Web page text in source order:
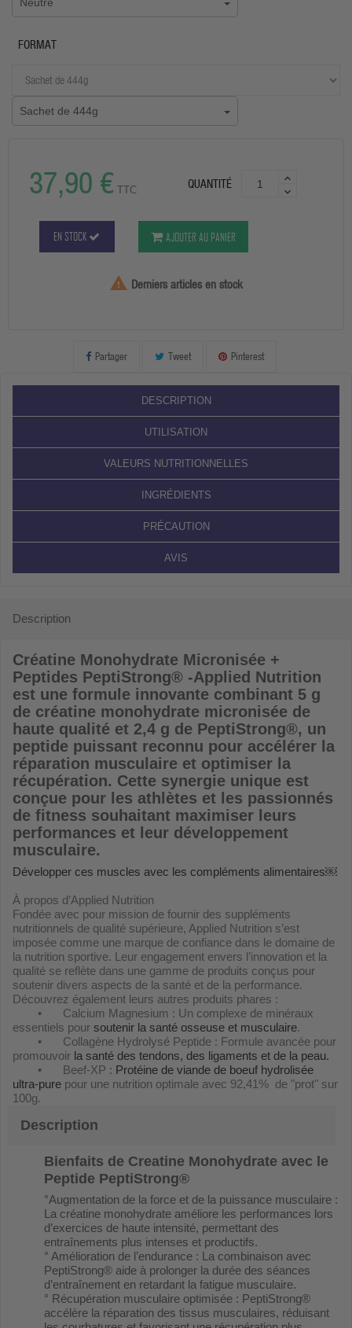
Neutre
FORMAT
Sachet de 444g
37,90 € TTC QUANTITÉ
EN STOCK AJOUTER AU PANIER
 Derniers articles en stock
Partager Tweet Pinterest
DESCRIPTION
UTILISATION
VALEURS NUTRITIONNELLES
INGRÉDIENTS
PRÉCAUTION
AVIS
Description
Créatine Monohydrate Micronisée +
Peptides PeptiStrong® -Applied Nutrition
est une formule innovante combinant 5 g
de créatine monohydrate micronisée de
haute qualité et 2,4 g de PeptiStrong®, un
peptide puissant reconnu pour accélérer la
réparation musculaire et optimiser la
récupération. Cette synergie unique est
conçue pour les athlètes et les passionnés
de fitness souhaitant maximiser leurs
performances et leur développement
musculaire.
Développer ces muscles avec les compléments alimentaires￼
À propos d’Applied Nutrition
Fondée avec pour mission de fournir des suppléments
nutritionnels de qualité supérieure, Applied Nutrition s’est
imposée comme une marque de confiance dans le domaine de
la nutrition sportive. Leur engagement envers l’innovation et la
qualité se reflète dans une gamme de produits conçus pour
soutenir divers aspects de la santé et de la performance.
Découvrez également leurs autres produits phares :
•
Calcium Magnesium : Un complexe de minéraux
essentiels pour soutenir la santé osseuse et musculaire.
•
Collagène Hydrolysé Peptide : Formule avancée pour
promouvoir la santé des tendons, des ligaments et de la peau.
•
Beef-XP : Protéine de viande de boeuf hydrolisée
ultra-pure pour une nutrition optimale avec 92,41% de "prot" sur
100g.
Description
Bienfaits de Creatine Monohydrate avec le
Peptide PeptiStrong®
°Augmentation de la force et de la puissance musculaire :
La créatine monohydrate améliore les performances lors
d’exercices de haute intensité, permettant des
entraînements plus intenses et productifs.
° Amélioration de l’endurance : La combinaison avec
PeptiStrong® aide à prolonger la durée des séances
d’entraînement en retardant la fatigue musculaire.
° Récupération musculaire optimisée : PeptiStrong®
accélère la réparation des tissus musculaires, réduisant